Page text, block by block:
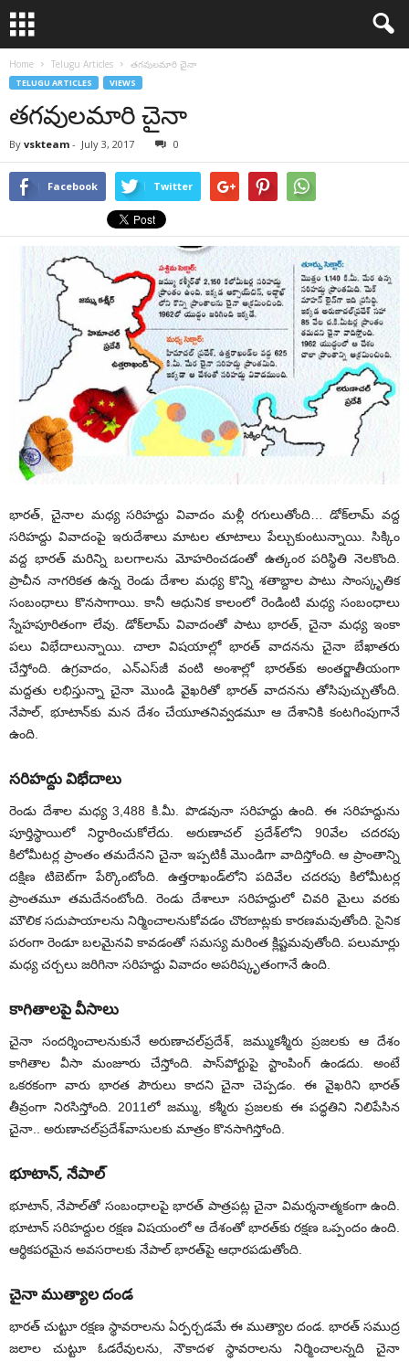
Home Telugu Articles తగవులమారి చైనా
TELUGU ARTICLES VIEWS
తగవులమారి చైనా
By vskteam - July 3, 2017 0
Facebook Twitter
భారత్‌, చైనాల మధ్య సరిహద్దు వివాదం మళ్లీ రగులుతోంది… డోక్‌లామ్‌ వద్ద
సరిహద్దు వివాదంపై ఇరుదేశాలు మాటల తూటాలు పేల్చుకుంటున్నాయి. సిక్కిం
వద్ద భారత్‌ మరిన్ని బలగాలను మోహరించడంతో ఉత్కంఠ పరిస్థితి నెలకొంది.
ప్రాచీన నాగరికత ఉన్న రెండు దేశాల మధ్య కొన్ని శతాబ్దాల పాటు సాంస్కృతిక
సంబంధాలు కొనసాగాయి. కానీ ఆధునిక కాలంలో రెండింటి మధ్య సంబంధాలు
స్నేహపూరితంగా లేవు. డోక్‌లామ్‌ వివాదంతో పాటు భారత్‌, చైనా మధ్య ఇంకా
పలు విభేదాలున్నాయి. చాలా విషయాల్లో భారత్‌ వాదనను చైనా బేఖాతరు
చేస్తోంది. ఉగ్రవాదం, ఎన్‌ఎస్‌జీ వంటి అంశాల్లో భారత్‌కు అంతర్జాతీయంగా
మద్దతు లభిస్తున్నా చైనా మొండి వైఖరితో భారత్‌ వాదనను తోసిపుచ్చుతోంది.
నేపాల్‌, భూటాన్‌కు మన దేశం చేయూతనివ్వడమూ ఆ దేశానికి కంటగింపుగానే
ఉంది.
సరిహద్దు విభేదాలు
రెండు దేశాల మధ్య 3,488 కి.మీ. పొడవునా సరిహద్దు ఉంది. ఈ సరిహద్దును
పూర్తిస్థాయిలో నిర్ధారించుకోలేదు. అరుణాచల్‌ ప్రదేశ్‌లోని 90వేల చదరపు
కిలోమీటర్ల ప్రాంతం తమదేనని చైనా ఇప్పటికీ మొండిగా వాదిస్తోంది. ఆ ప్రాంతాన్ని
దక్షిణ టిబెట్‌గా పేర్కొంటోంది. ఉత్తరాఖండ్‌లోని పదివేల చదరపు కిలోమీటర్ల
ప్రాంతమూ తమదేనంటోంది. రెండు దేశాలూ సరిహద్దులో చివరి మైలు వరకు
మౌలిక సదుపాయాలను నిర్మించాలనుకోవడం చొరబాట్లకు కారణమవుతోంది. సైనిక
పరంగా రెండూ బలమైనవి కావడంతో సమస్య మరింత క్లిష్టమవుతోంది. పలుమార్లు
మధ్య చర్చలు జరిగినా సరిహద్దు వివాదం అపరిష్కృతంగానే ఉంది.
కాగితాలపై వీసాలు
చైనా సందర్శించాలనుకునే అరుణాచల్‌ప్రదేశ్‌, జమ్ముకశ్మీరు ప్రజలకు ఆ దేశం
కాగితాల వీసా మంజూరు చేస్తోంది. పాస్‌పోర్టుపై స్టాంపింగ్‌ ఉండదు. అంటే
ఒకరకంగా వారు భారత పౌరులు కాదని చైనా చెప్పడం. ఈ వైఖరిని భారత్‌
తీవ్రంగా నిరసిస్తోంది. 2011లో జమ్ము, కశ్మీరు ప్రజలకు ఈ పద్ధతిని నిలిపేసిన
చైనా.. అరుణాచల్‌ప్రదేశ్‌వాసులకు మాత్రం కొనసాగిస్తోంది.
భూటాన్‌, నేపాల్‌
భూటాన్‌, నేపాల్‌తో సంబంధాలపై భారత్‌ పాత్రపట్ల చైనా విమర్శనాత్మకంగా ఉంది.
భూటాన్‌ సరిహద్దుల రక్షణ విషయంలో ఆ దేశంతో భారత్‌కు రక్షణ ఒప్పందం ఉంది.
ఆర్థికపరమైన అవసరాలకు నేపాల్‌ భారత్‌పై ఆధారపడుతోంది.
చైనా ముత్యాల దండ
భారత్‌ చుట్టూ రక్షణ స్థావరాలను ఏర్పర్చడమే ఈ ముత్యాల దండ. భారత్‌ సముద్ర
జలాల చుట్టూ ఓడరేవులను, నౌకాదళ స్థావరాలను నిర్మించాలన్నది చైనా